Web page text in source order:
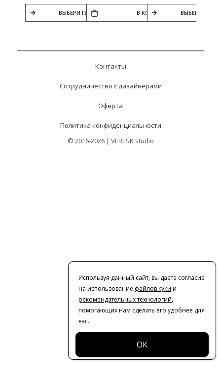
ВЫБЕРИТЕ ПАРАМЕТРЫ В КОРЗИНУ ВЫБЕРИТЕ
Контакты
Сотрудничество с дизайнерами
Оферта
Политика конфиденциальности
© 2016-2026 | VERESK studio
Используя данный сайт, вы даете согласие
на использование файлов куки и
рекомендательных технологий,
помогающих нам сделать его удобнее для
вас.